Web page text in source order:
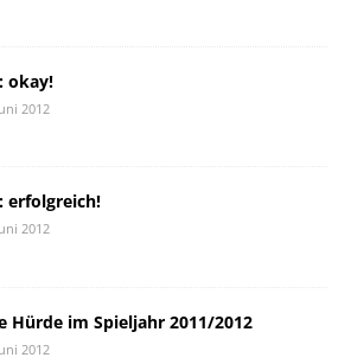
okay!
2012
erfolgreich!
2012
Hürde im Spieljahr 2011/2012
2012